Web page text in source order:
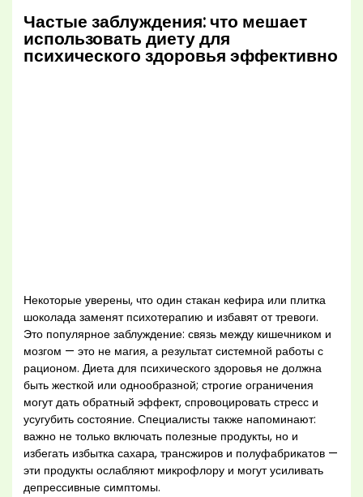
Частые заблуждения: что мешает
использовать диету для
психического здоровья эффективно
Некоторые уверены, что один стакан кефира или плитка
шоколада заменят психотерапию и избавят от тревоги.
Это популярное заблуждение: связь между кишечником и
мозгом — это не магия, а результат системной работы с
рационом. Диета для психического здоровья не должна
быть жесткой или однообразной; строгие ограничения
могут дать обратный эффект, спровоцировать стресс и
усугубить состояние. Специалисты также напоминают:
важно не только включать полезные продукты, но и
избегать избытка сахара, трансжиров и полуфабрикатов —
эти продукты ослабляют микрофлору и могут усиливать
депрессивные симптомы.